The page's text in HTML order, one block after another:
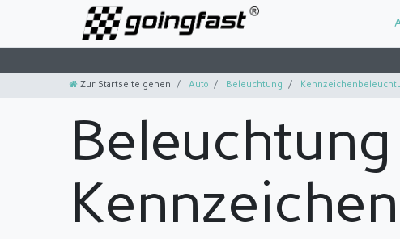
Zur Startseite gehen Auto Beleuchtung
Beleuchtung